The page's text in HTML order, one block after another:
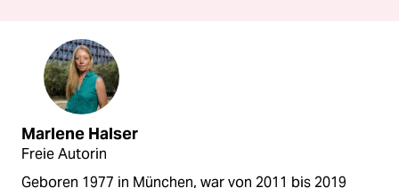
Marlene Halser
Freie Autorin
Geboren 1977 in München, war von 2011 bis 2019